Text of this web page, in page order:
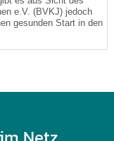
e.V. (BVKJ) jedoch
gesunden Start in den